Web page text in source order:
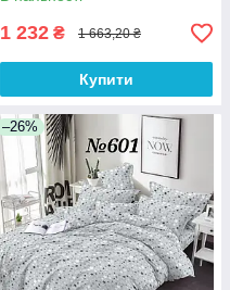
1 232 ₴ 1 663,20 ₴
Купити
–26%